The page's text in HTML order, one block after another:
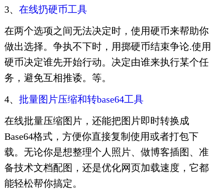
3、 在线扔硬币工具
在两个选项之间无法决定时，使用硬币来帮助你
做出选择。争执不下时，用掷硬币结束争论.使用
硬币决定谁先开始行动。决定由谁来执行某个任
务，避免互相推诿。等。
4、 批量图片压缩和转base64工具
在线批量压缩图片，还能把图片即时转换成
Base64格式，方便你直接复制使用或者打包下
载。无论你是想整理个人照片、做博客插图、准
备技术文档配图，还是优化网页加载速度，它都
能轻松帮你搞定。